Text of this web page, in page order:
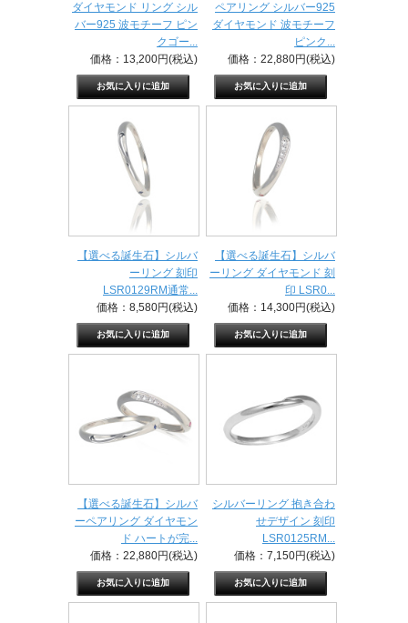
ダイヤモンド リング シル
バー925 波モチーフ ピン
クゴー...
価格：13,200円(税込)
ペアリング シルバー925
ダイヤモンド 波モチーフ
ピンク...
価格：22,880円(税込)
【選べる誕生石】シルバ
ーリング 刻印
LSR0129RM通常...
価格：8,580円(税込)
【選べる誕生石】シルバ
ーリング ダイヤモンド 刻
印 LSR0...
価格：14,300円(税込)
【選べる誕生石】シルバ
ーペアリング ダイヤモン
ド ハートが完...
価格：22,880円(税込)
シルバーリング 抱き合わ
せデザイン 刻印
LSR0125RM...
価格：7,150円(税込)